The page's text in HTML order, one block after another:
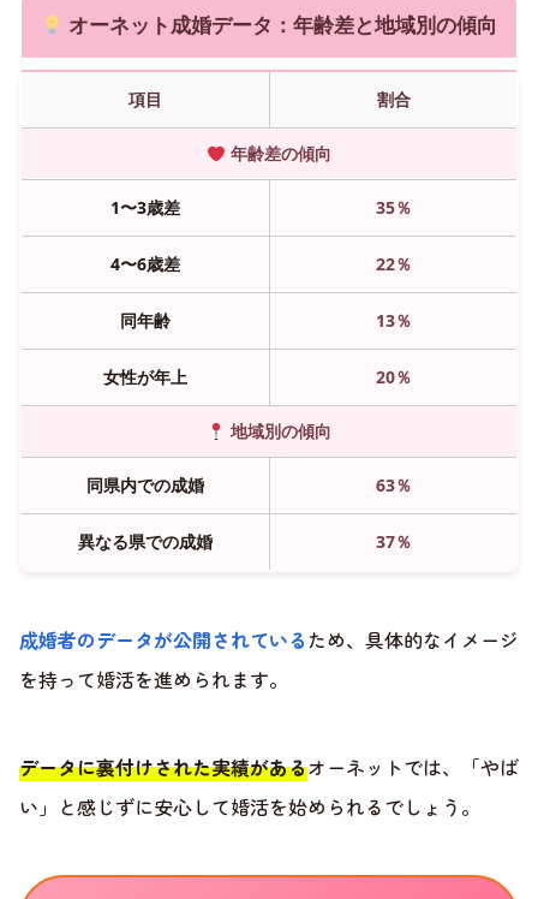
オーネット成婚データ：年齢差と地域別の傾向
項目 割合
年齢差の傾向
1〜3歳差 35％
4〜6歳差 22％
同年齢 13％
女性が年上 20％
地域別の傾向
同県内での成婚 63％
異なる県での成婚 37％
成婚者のデータが公開されている ため、具体的なイメージ
を持って婚活を進められます。
データに裏付けされた実績があるオーネットでは、「やば
い」と感じずに安心して婚活を始められるでしょう。